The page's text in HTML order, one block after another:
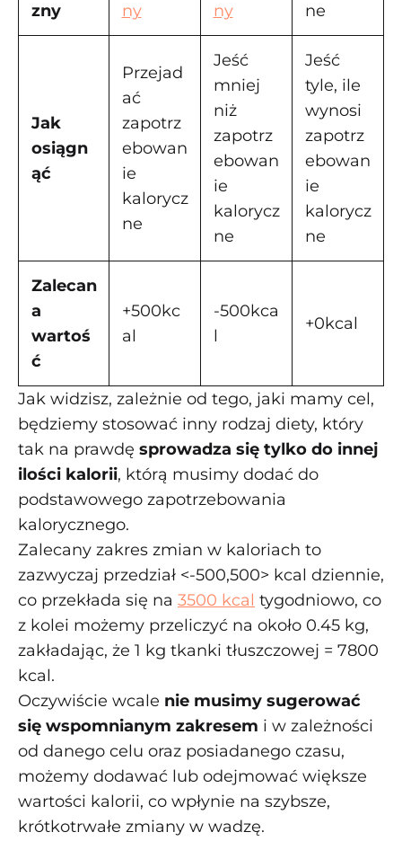
zny
ny
ny
ne
Jak
osiągn
ąć
Przejad
ać
zapotrz
ebowan
ie
kalorycz
ne
Jeść
mniej
niż
zapotrz
ebowan
ie
kalorycz
ne
Jeść
tyle, ile
wynosi
zapotrz
ebowan
ie
kalorycz
ne
Zalecan
a
wartoś
ć
+500kc
al
-500kca
l
+0kcal
Jak widzisz, zależnie od tego, jaki mamy cel,
będziemy stosować inny rodzaj diety, który
tak na prawdę sprowadza się tylko do innej
ilości kalorii, którą musimy dodać do
podstawowego zapotrzebowania
kalorycznego.
Zalecany zakres zmian w kaloriach to
zazwyczaj przedział <-500,500> kcal dziennie,
co przekłada się na 3500 kcal tygodniowo, co
z kolei możemy przeliczyć na około 0.45 kg,
zakładając, że 1 kg tkanki tłuszczowej = 7800
kcal.
Oczywiście wcale nie musimy sugerować
się wspomnianym zakresem i w zależności
od danego celu oraz posiadanego czasu,
możemy dodawać lub odejmować większe
wartości kalorii, co wpłynie na szybsze,
krótkotrwałe zmiany w wadzę.